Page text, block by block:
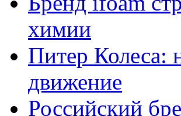
химии
Питер Колеса:
движение
Российский